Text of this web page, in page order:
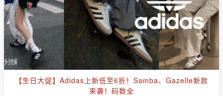
【生日大促】Adidas上新低至6折！Samba、Gazelle新款
来袭！码数全